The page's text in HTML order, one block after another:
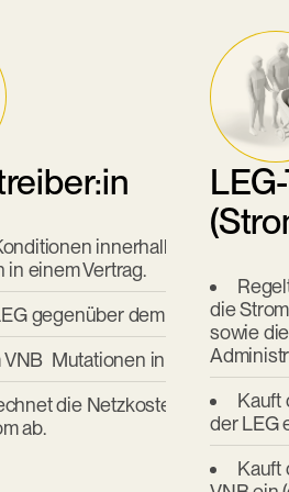
innerhalb der LEG mit
einem Vertrag.
gegenüber dem VNB.
Mutationen in der LEG.
die Netzkosten und den
ab.
die
sowie
Kauft
der LEG
Kauft
alle